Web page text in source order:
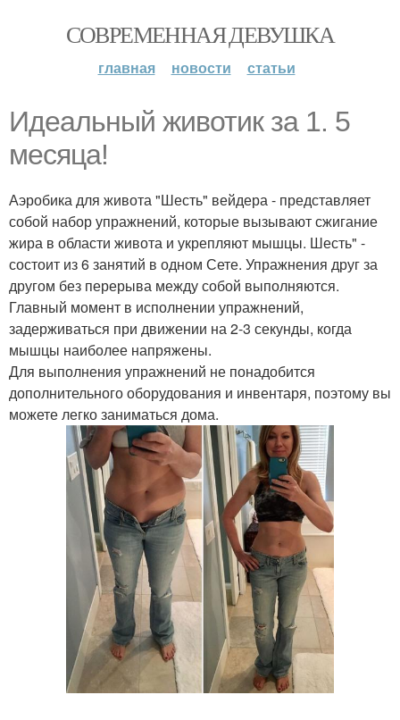
СОВРЕМЕННАЯ ДЕВУШКА
главная новости статьи
Идеальный животик за 1. 5
месяца!
Аэробика для живота "Шесть" вейдера - представляет
собой набор упражнений, которые вызывают сжигание
жира в области живота и укрепляют мышцы. Шесть" -
состоит из 6 занятий в одном Сете. Упражнения друг за
другом без перерыва между собой выполняются.
Главный момент в исполнении упражнений,
задерживаться при движении на 2-3 секунды, когда
мышцы наиболее напряжены.
Для выполнения упражнений не понадобится
дополнительного оборудования и инвентаря, поэтому вы
можете легко заниматься дома.